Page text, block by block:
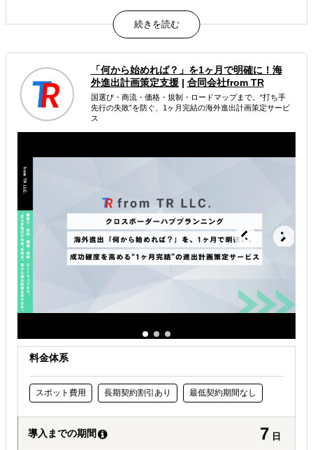
確実な海外展開のための現地調査をサポートします
安心の旅行業登録事業者が航空券やホテルも手配可能
キーパーソンへのアポイント取得も依頼可能です
属するジャンル
海外進出戦略・事業計画立案
海外テストマーケティング・簡易調査
自社商材に最適な販売方法を知りたい
自社商材の現地でのニーズを知りたい
許認可や規制調査など輸出／販売の準備をしたい
「何から始めれば？」を1ヶ月で明確に！海
外進出計画策定支援| 合同会社from TR
国選び・商流・価格・規制・ロードマップまで。“打ち手
先行の失敗”を防ぐ、1ヶ月完結の海外進出計画策定サービ
ス
料金体系
スポット費用 長期契約割引あり 最低契約期間なし
導入までの期間 7 日